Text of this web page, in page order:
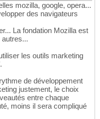
mozilla, google, opera...
des navigateurs
La fondation Mozilla est
les outils marketing
de développement
justement, le choix
entre chaque
moins il sera compliqué